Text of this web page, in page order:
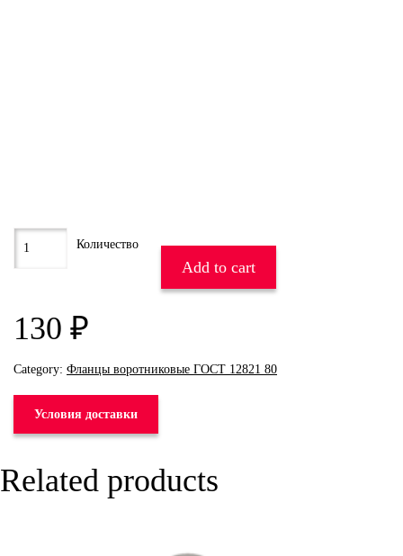
130 ₽
Add to cart
Category: Фланцы воротниковые ГОСТ 12821 80
Условия доставки
Related products